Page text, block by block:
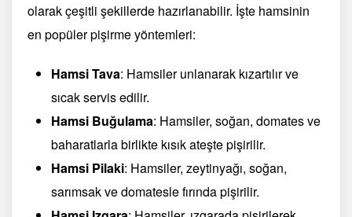
olarak çeşitli şekillerde hazırlanabilir. İşte hamsinin
en popüler pişirme yöntemleri:
Hamsi Tava: Hamsiler unlanarak kızartılır ve
sıcak servis edilir.
Hamsi Buğulama: Hamsiler, soğan, domates ve
baharatlarla birlikte kısık ateşte pişirilir.
Hamsi Pilaki: Hamsiler, zeytinyağı, soğan,
sarımsak ve domatesle fırında pişirilir.